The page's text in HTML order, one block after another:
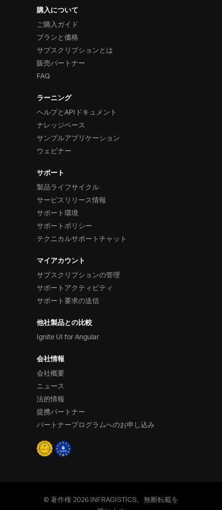
購入について
ご購入ガイド
プランと価格
サブスクリプションとは
販売パートナー
FAQ
ラーニング
ヘルプとAPIドキュメント
ナレッジベース
サンプルアプリケーション
ウェビナー
サポート
製品ライフサイクル
サービスリリース情報
サポート環境
サポートポリシー
テクニカルサポートチャット
マイアカウント
サブスクリプションの管理
サポートアクティビティ
サポート要求の送信
他社製品との比較
Ignite UI for Angular
会社情報
会社概要
ニュース
法的情報
提携パートナー
パートナープログラムへのお申し込み
© 著作権 2026 INFRAGISTICS。無断転載を